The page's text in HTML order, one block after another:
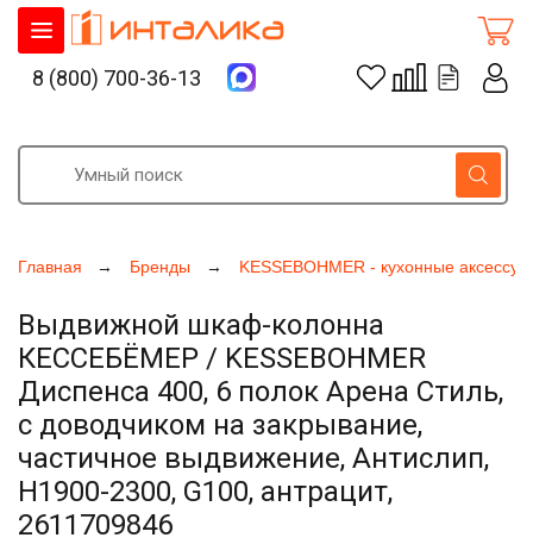
Главная Бренды KESSEBOHMER - кухонные
Выдвижной шкаф-колонна
КЕССЕБЁМЕР / KESSEBOHMER
Диспенса 400, 6 полок Арена Стиль,
с доводчиком на закрывание,
частичное выдвижение, Антислип,
H1900-2300, G100, антрацит,
2611709846
8 (800) 700-36-13